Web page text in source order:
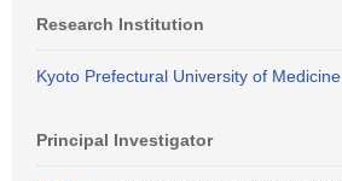
Research Institution
Kyoto Prefectural University of Medicine
Principal Investigator